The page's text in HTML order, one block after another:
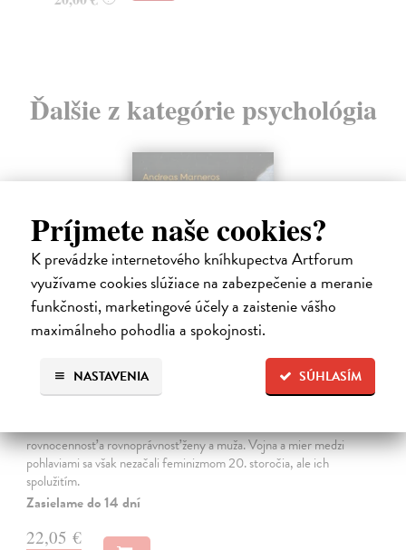
Príjmete naše cookies?
K prevádzke internetového kníhkupectva Artforum
využívame cookies slúžiace na zabezpečenie a meranie
funkčnosti, marketingové účely a zaistenie vášho
maximálneho pohodlia a spokojnosti.
SÚHLASÍM
NASTAVENIA
Ďalšie z kategórie psychológia
Trpkejšia ako smrť je žena
rovnocennosť a rovnoprávnosť ženy a muža. Vojna a mier medzi
pohlaviami sa však nezačali feminizmom 20. storočia, ale ich
spolužitím.
Zasielame do 14 dní
22,05 €